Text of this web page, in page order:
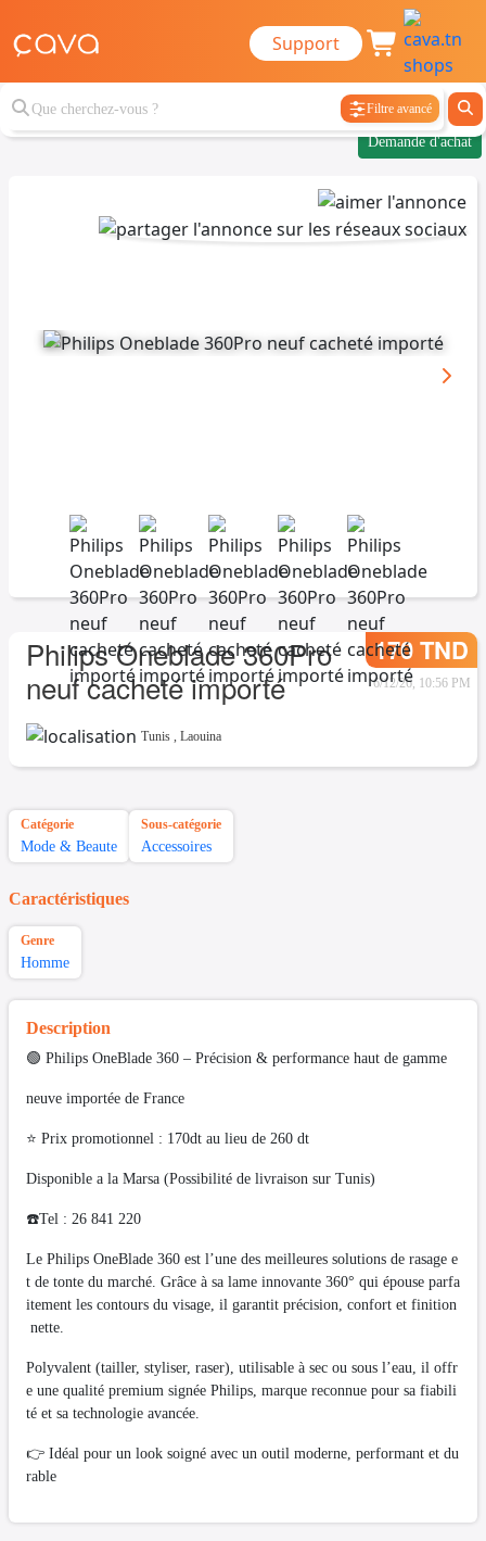
Support
Filtre avancé
Demande d'achat
Philips Oneblade 360Pro
neuf cacheté importé
170 TND
6/12/26, 10:56 PM
Tunis , Laouina
Catégorie
Mode & Beaute
Sous-catégorie
Accessoires
Caractéristiques
Genre
Homme
Description
🟢 Philips OneBlade 360 – Précision & performance haut de gamme
neuve importée de France
⭐ Prix promotionnel : 170dt au lieu de 260 dt
Disponible a la Marsa (Possibilité de livraison sur Tunis)
☎️Tel : 26 841 220
Le Philips OneBlade 360 est l’une des meilleures solutions de rasage e
t de tonte du marché. Grâce à sa lame innovante 360° qui épouse parfa
itement les contours du visage, il garantit précision, confort et finition
nette.
Polyvalent (tailler, styliser, raser), utilisable à sec ou sous l’eau, il offr
e une qualité premium signée Philips, marque reconnue pour sa fiabili
té et sa technologie avancée.
👉 Idéal pour un look soigné avec un outil moderne, performant et du
rable